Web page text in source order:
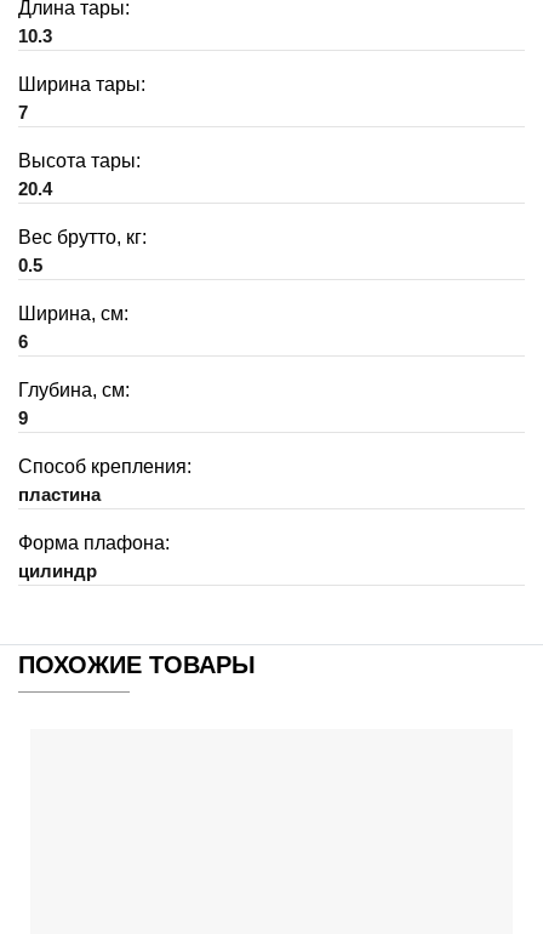
Длина тары:
10.3
Ширина тары:
7
Высота тары:
20.4
Вес брутто, кг:
0.5
Ширина, см:
6
Глубина, см:
9
Способ крепления:
пластина
Форма плафона:
цилиндр
ПОХОЖИЕ ТОВАРЫ